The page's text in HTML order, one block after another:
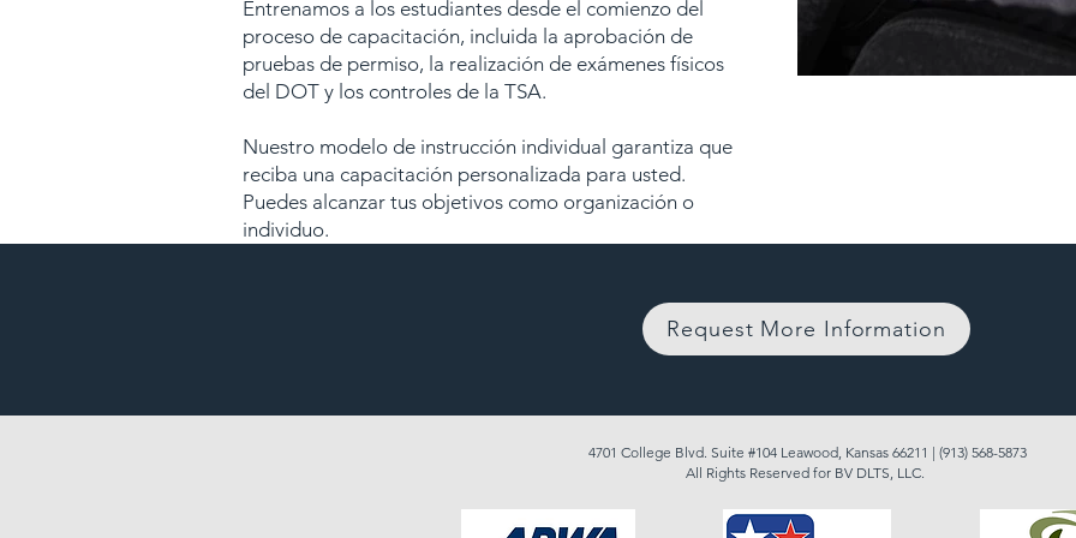
Entrenamos a los estudiantes desde el comienzo del
proceso de capacitación, incluida la aprobación de
pruebas de permiso, la realización de exámenes físicos
del DOT y los controles de la TSA.
Nuestro modelo de instrucción individual garantiza que
reciba una capacitación personalizada para usted.
Puedes alcanzar tus objetivos como organización o
individuo.
Request More Information
4701 College Blvd. Suite #104 Leawood, Kansas 66211 | (913) 568-5873
All Rights Reserved for BV DLTS, LLC.